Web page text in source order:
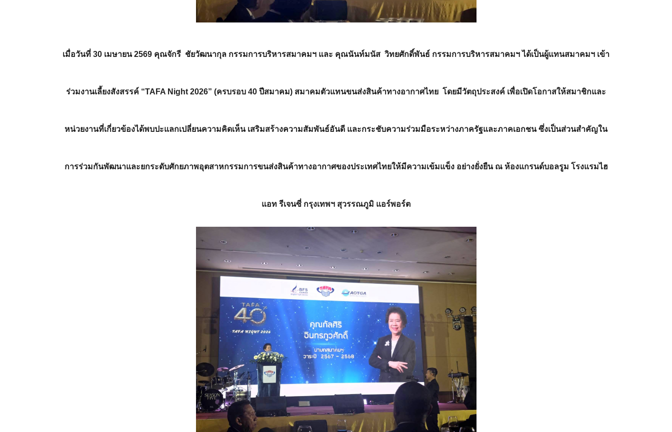
เมื่อวันที่ 30 เมษายน 2569 คุณจักรี ชัยวัฒนากุล กรรมการบริหารสมาคมฯ และ คุณนันท์มนัส วิทยศักดิ์พันธ์ กรรมการบริหารสมาคมฯ ได้เป็นผู้แทนสมาคมฯ เข้า
ร่วมงานเลี้ยงสังสรรค์ “TAFA Night 2026” (ครบรอบ 40 ปีสมาคม) สมาคมตัวแทนขนส่งสินค้าทางอากาศไทย โดยมีวัตถุประสงค์ เพื่อเปิดโอกาสให้สมาชิกและ
หน่วยงานที่เกี่ยวข้องได้พบปะแลกเปลี่ยนความคิดเห็น เสริมสร้างความสัมพันธ์อันดี และกระชับความร่วมมือระหว่างภาครัฐและภาคเอกชน ซึ่งเป็นส่วนสำคัญใน
การร่วมกันพัฒนาและยกระดับศักยภาพอุตสาหกรรมการขนส่งสินค้าทางอากาศของประเทศไทยให้มีความเข้มแข็ง อย่างยั่งยืน ณ ห้องแกรนด์บอลรูม โรงแรมไฮ
แอท รีเจนซี่ กรุงเทพฯ สุวรรณภูมิ แอร์พอร์ต